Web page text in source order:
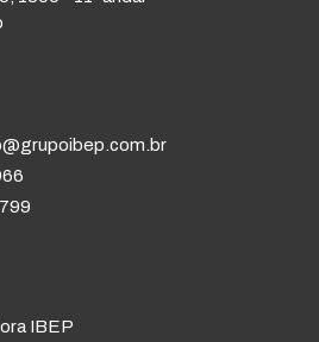
IBEP